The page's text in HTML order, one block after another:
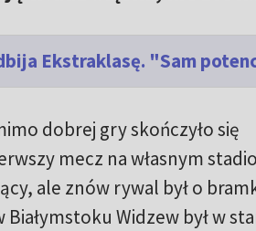
Ekstraklasę. "Sam
dobrej gry skończyło się
mecz na własnym
ale znów rywal był o
Białymstoku Widzew był w